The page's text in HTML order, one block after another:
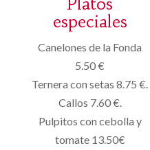
especiales
Canelones de la Fonda
5.50 €
Ternera con setas 8.75 €.
Callos 7.60 €.
Pulpitos con cebolla y
tomate 13.50€